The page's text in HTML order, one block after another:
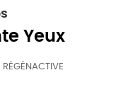
Yeux